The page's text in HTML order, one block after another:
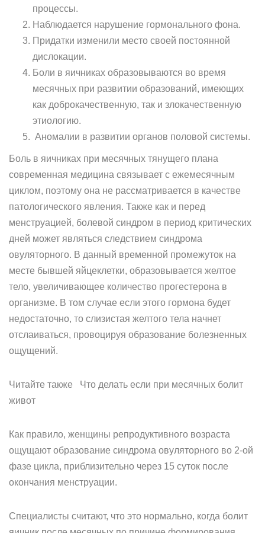
процессы.
Наблюдается нарушение гормонального фона.
Придатки изменили место своей постоянной
дислокации.
Боли в яичниках образовываются во время
месячных при развитии образований, имеющих
как доброкачественную, так и злокачественную
этиологию.
Аномалии в развитии органов половой системы.
Боль в яичниках при месячных тянущего плана
современная медицина связывает с ежемесячным
циклом, поэтому она не рассматривается в качестве
патологического явления. Также как и перед
менструацией, болевой синдром в период критических
дней может являться следствием синдрома
овуляторного. В данный временной промежуток на
месте бывшей яйцеклетки, образовывается желтое
тело, увеличивающее количество прогестерона в
организме. В том случае если этого гормона будет
недостаточно, то слизистая желтого тела начнет
отслаиваться, провоцируя образование болезненных
ощущений.
Читайте также Что делать если при месячных болит
живот
Как правило, женщины репродуктивного возраста
ощущают образование синдрома овуляторного во 2-ой
фазе цикла, приблизительно через 15 суток после
окончания менструации.
Специалисты считают, что это нормально, когда болит